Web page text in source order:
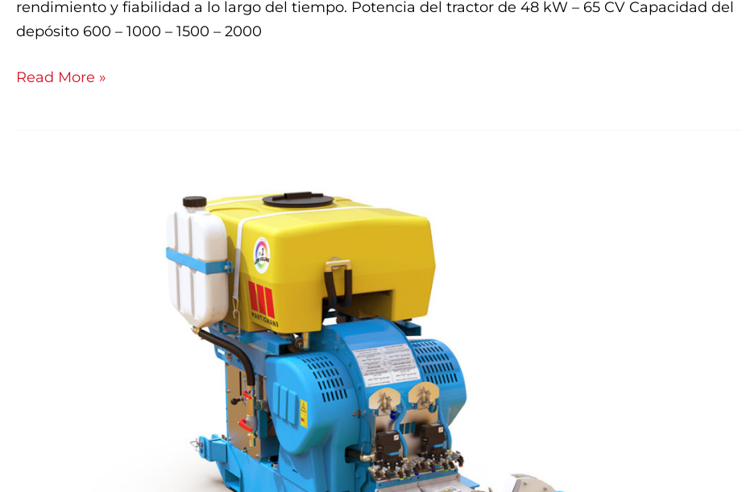
rendimiento y fiabilidad a lo largo del tiempo. Potencia del tractor de 48 kW – 65 CV Capacidad del
depósito 600 – 1000 – 1500 – 2000
Read More »